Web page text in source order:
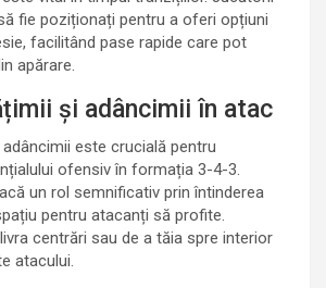
fie poziționați pentru a oferi opțiuni
facilitând pase rapide care pot
apărare.
și adâncimii în atac
este crucială pentru
ofensiv în formația 3-4-3.
un rol semnificativ prin întinderea
pentru atacanți să profite.
centrări sau de a tăia spre interior
atacului.